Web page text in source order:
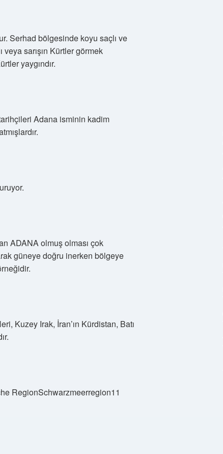
Serhad bölgesinde koyu saçlı ve
sarışın Kürtler görmek
yaygındır.
Adana isminin kadim
ADANA olmuş olması çok
güneye doğru inerken bölgeye
Kuzey Irak, İran’ın Kürdistan, Batı
RegionSchwarzmeerregion11